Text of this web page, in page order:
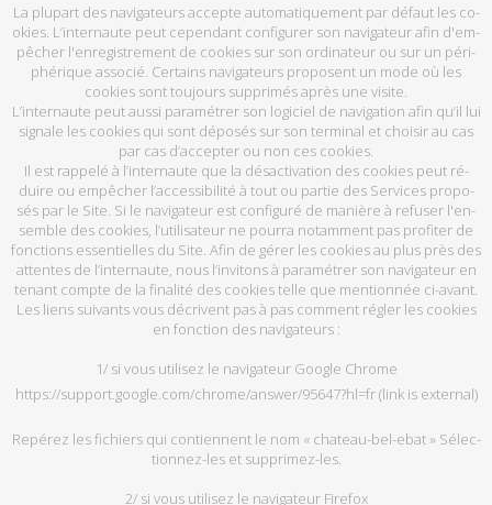
La plu­part des na­vi­ga­teurs ac­cepte au­to­ma­ti­que­ment par dé­faut les co­
okies. L’in­ter­naute peut ce­pen­dant confi­gu­rer son na­vi­ga­teur afin d'em­
pê­cher l'en­re­gis­tre­ment de co­okies sur son or­di­na­teur ou sur un pé­ri­
phé­rique as­so­cié. Cer­tains na­vi­ga­teurs pro­posent un mode où les
cookies sont tou­jours sup­pri­més après une vi­site.
L’in­ter­naute peut aussi pa­ra­mé­trer son lo­gi­ciel de na­vi­ga­tion afin qu’il lui
si­gnale les co­okies qui sont dé­po­sés sur son ter­mi­nal et choi­sir au cas
par cas d’ac­cep­ter ou non ces co­okies.
Il est rap­pelé à l’in­ter­naute que la désac­ti­va­tion des co­okies peut ré­
duire ou em­pê­cher l’ac­ces­si­bi­lité à tout ou par­tie des Ser­vices pro­po­
sés par le Site. Si le na­vi­ga­teur est confi­guré de ma­nière à re­fu­ser l'en­
semble des co­okies, l’uti­li­sa­teur ne pourra no­tam­ment pas pro­fi­ter de
fonctions es­sen­tielles du Site. Afin de gé­rer les co­okies au plus près des
at­tentes de l’in­ter­naute, nous l’in­vi­tons à pa­ra­mé­trer son na­vi­ga­teur en
te­nant compte de la fi­na­lité des co­okies telle que men­tion­née ci-avant.
Les liens sui­vants vous dé­crivent pas à pas com­ment ré­gler les co­okies
en fonc­tion des na­vi­ga­teurs :
1/ si vous uti­li­sez le na­vi­ga­teur Google Chrome
https://support.google.com/chrome/answer/95647?hl=fr(link is external)
Re­pé­rez les fi­chiers qui contiennent le nom « chateau-bel-ebat » Sé­lec­
tion­nez-les et sup­pri­mez-les.
2/ si vous uti­li­sez le na­vi­ga­teur Fi­re­fox